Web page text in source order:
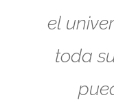
el
toda